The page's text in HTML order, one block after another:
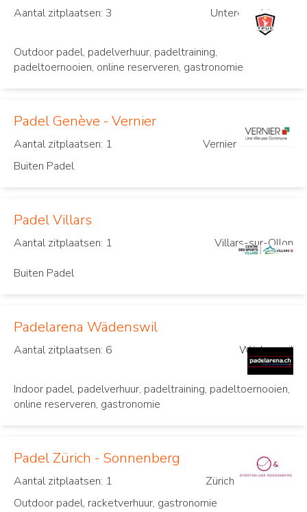
Aantal zitplaatsen: 3 Unterengstringen
Outdoor padel, padelverhuur, padeltraining,
padeltoernooien, online reserveren, gastronomie
Padel Genève - Vernier
Aantal zitplaatsen: 1
Vernier
Buiten Padel
Padel Villars
Aantal zitplaatsen: 1
Villars-sur-Ollon
Buiten Padel
Padelarena Wädenswil
Aantal zitplaatsen: 6 Wädenswil
Indoor padel, padelverhuur, padeltraining, padeltoernooien,
online reserveren, gastronomie
Padel Zürich - Sonnenberg
Aantal zitplaatsen: 1
Zürich
Outdoor padel, racketverhuur, gastronomie